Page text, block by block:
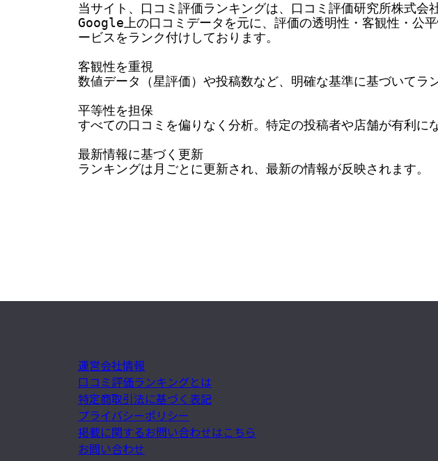
当サイト、口コミ評価ランキングは、口コミ評価研究所株式
Google上の口コミデータを元に、評価の透明性・客観性・公
ービスをランク付けしております。
客観性を重視
数値データ（星評価）や投稿数など、明確な基準に基づいてラ
平等性を担保
すべての口コミを偏りなく分析。特定の投稿者や店舗が有利に
最新情報に基づく更新
ランキングは月ごとに更新され、最新の情報が反映されます。
運営会社情報
口コミ評価ランキングとは
特定商取引法に基づく表記
プライバシーポリシー
掲載に関するお問い合わせはこちら
お問い合わせ